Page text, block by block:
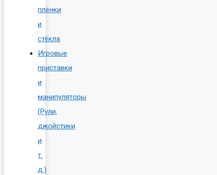
плёнки
и
стёкла
Игровые
приставки
и
манипуляторы
(Рули,
джойстики
и
т.
д.)